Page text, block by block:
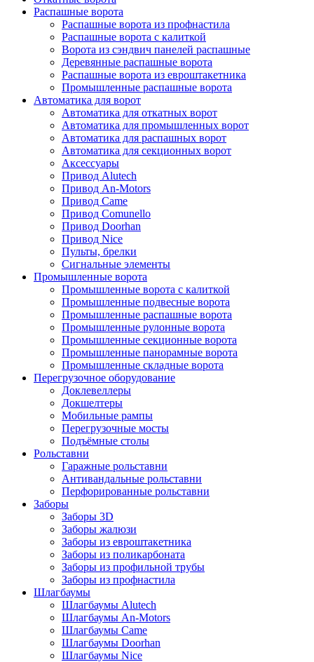
Распашные ворота
Распашные ворота из профнастила
Распашные ворота с калиткой
Ворота из сэндвич панелей распашные
Деревянные распашные ворота
Распашные ворота из евроштакетника
Промышленные распашные ворота
Автоматика для ворот
Автоматика для откатных ворот
Автоматика для промышленных ворот
Автоматика для распашных ворот
Автоматика для секционных ворот
Аксессуары
Привод Alutech
Привод An-Motors
Привод Came
Привод Comunello
Привод Doorhan
Привод Nice
Пульты, брелки
Сигнальные элементы
Промышленные ворота
Промышленные ворота с калиткой
Промышленные подвесные ворота
Промышленные распашные ворота
Промышленные рулонные ворота
Промышленные секционные ворота
Промышленные панорамные ворота
Промышленные складные ворота
Перегрузочное оборудование
Доклевеллеры
Докшелтеры
Мобильные рампы
Перегрузочные мосты
Подъёмные столы
Рольставни
Гаражные рольставни
Антивандальные рольставни
Перфорированные рольставни
Заборы
Заборы 3D
Заборы жалюзи
Заборы из евроштакетника
Заборы из поликарбоната
Заборы из профильной трубы
Заборы из профнастила
Шлагбаумы
Шлагбаумы Alutech
Шлагбаумы An-Motors
Шлагбаумы Came
Шлагбаумы Doorhan
Шлагбаумы Nice